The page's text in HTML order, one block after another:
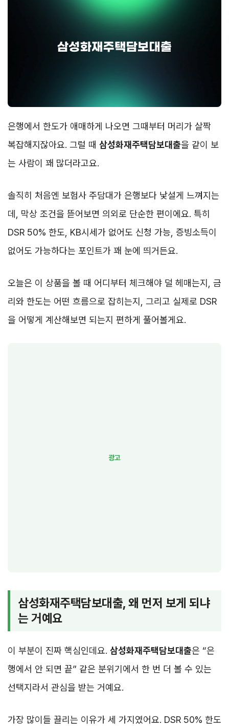
은행에서 한도가 애매하게 나오면 그때부터 머리가 살짝
복잡해지잖아요. 그럴 때 삼성화재주택담보대출을 같이 보
는 사람이 꽤 많더라고요.
솔직히 처음엔 보험사 주담대가 은행보다 낯설게 느껴지는
데, 막상 조건을 뜯어보면 의외로 단순한 편이에요. 특히
DSR 50% 한도, KB시세가 없어도 신청 가능, 증빙소득이
없어도 가능하다는 포인트가 꽤 눈에 띄거든요.
오늘은 이 상품을 볼 때 어디부터 체크해야 덜 헤매는지, 금
리와 한도는 어떤 흐름으로 잡히는지, 그리고 실제로 DSR
을 어떻게 계산해보면 되는지 편하게 풀어볼게요.
삼성화재주택담보대출, 왜 먼저 보게 되냐
는 거예요
이 부분이 진짜 핵심인데요. 삼성화재주택담보대출은 “은
행에서 안 되면 끝” 같은 분위기에서 한 번 더 볼 수 있는
선택지라서 관심을 받는 거예요.
가장 많이들 끌리는 이유가 세 가지였어요. DSR 50% 한도